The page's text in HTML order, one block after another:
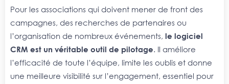
Pour les associations qui doivent mener de front des
campagnes, des recherches de partenaires ou
l’organisation de nombreux événements, le logiciel
CRM est un véritable outil de pilotage. Il améliore
l’efficacité de toute l’équipe, limite les oublis et donne
une meilleure visibilité sur l’engagement, essentiel pour